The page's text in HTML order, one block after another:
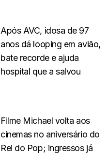
Após AVC, idosa de 97
anos dá looping em avião,
bate recorde e ajuda
hospital que a salvou
Filme Michael volta aos
cinemas no aniversário do
Rei do Pop; ingressos já